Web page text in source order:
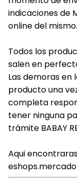
indicaciones de
online del mismo.
Todos los
salen en
Las demoras
producto una
completa
tener ninguna
trámite BABAY
Aqui